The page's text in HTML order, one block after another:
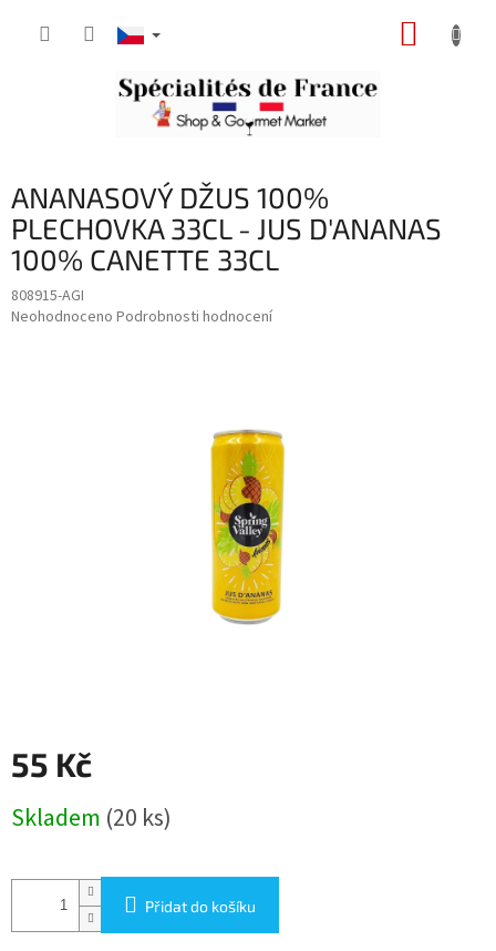
ANANASOVÝ DŽUS 100%
PLECHOVKA 33CL - JUS D'ANANAS
100% CANETTE 33CL
808915-AGI
Průměrné
Neohodnoceno Podrobnosti hodnocení
55 Kč
cena:
Skladem (20 ks)
Přidat do košíku